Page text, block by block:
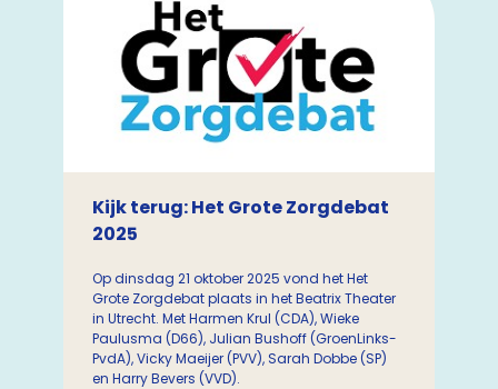
Kijk terug: Het Grote Zorgdebat
2025
Op dinsdag 21 oktober 2025 vond het Het
Grote Zorgdebat plaats in het Beatrix Theater
in Utrecht. Met Harmen Krul (CDA), Wieke
Paulusma (D66), Julian Bushoff (GroenLinks-
PvdA), Vicky Maeijer (PVV), Sarah Dobbe (SP)
en Harry Bevers (VVD).